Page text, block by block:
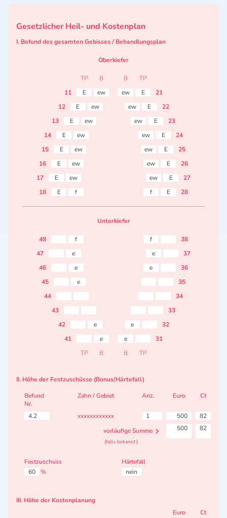
Gesetzlicher Heil- und Kostenplan
I. Befund des gesamten Gebisses / Behandlungsplan
Oberkiefer
TP B B
TP
11
E ew ew E
21
12
E ew ew E
22
13
E ew ew E
23
14
E ew ew E
24
15
E ew ew E
25
16
E ew ew E
26
17
E ew ew E
27
18
E f f E 28
Unterkiefer
48 f f
38
47
e e
37
46
e e
36
45
e
35
44
34
43
33
42
e e
32
41
e e
31
TP
B B TP
II. Höhe der Festzuschüsse (Bonus/Härtefall)
Befund
Nr.
Zahn / Gebiet Anz. Euro Ct
4.2 xxxxxxxxxxxx 1 500
82
vorläufige Summe
500 82
(falls bekannt)
Festzuschuss
60
%
Härtefall
nein
III. Höhe der Kostenplanung
Euro
Ct